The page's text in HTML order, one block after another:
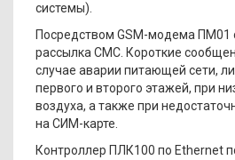
системы).
Посредством GSM-модема ПМ01
рассылка СМС. Короткие
случае аварии питающей сети,
первого и второго этажей, при
воздуха, а также при
на СИМ-карте.
Контроллер ПЛК100 по Ethernet